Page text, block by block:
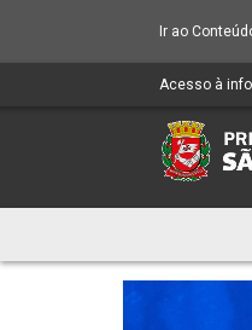
Ir ao
Acesso à
e